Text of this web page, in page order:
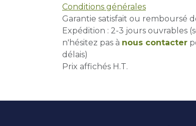
Conditions générales
Garantie satisfait ou remboursé
Expédition : 2-3 jours ouvrables
n'hésitez pas à nous contacter
délais)
Prix affichés H.T.